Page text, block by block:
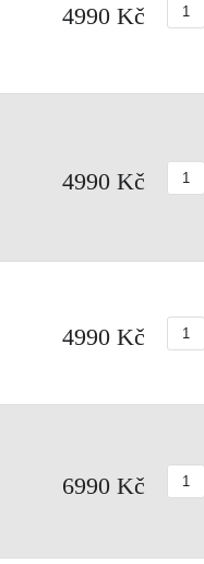
4990 Kč
4990 Kč
4990 Kč
6990 Kč